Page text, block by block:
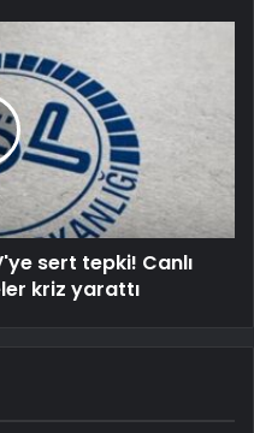
sert tepki! Canlı
kriz yarattı